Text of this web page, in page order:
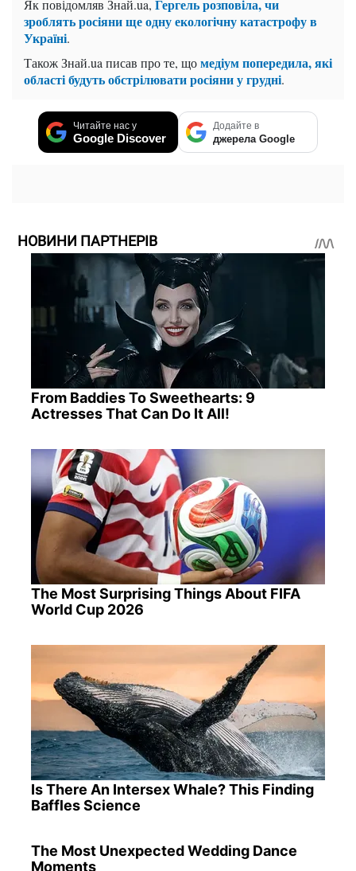
Як повідомляв Знай.ua, Гергель розповіла, чи
зроблять росіяни ще одну екологічну катастрофу в
Україні.
Також Знай.ua писав про те, щомедіум попередила, які
області будуть обстрілювати росіяни у грудні.
Читайте нас у
Google Discover
Додайте в
джерела Google
НОВИНИ ПАРТНЕРІВ
From Baddies To Sweethearts: 9
Actresses That Can Do It All!
The Most Surprising Things About FIFA
World Cup 2026
Is There An Intersex Whale? This Finding
Baffles Science
The Most Unexpected Wedding Dance
Moments